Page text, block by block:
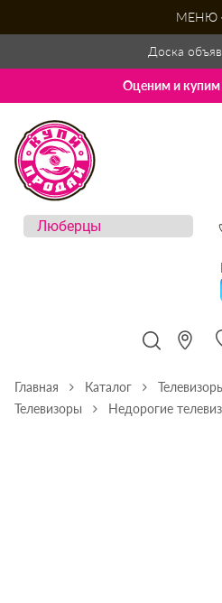
МЕНЮ
Доска
Оценим и купим
Главная Каталог
Телевизоры
Недорогие